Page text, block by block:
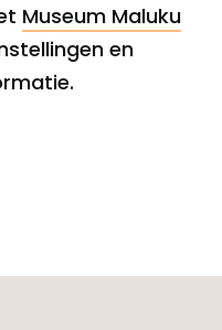
Museum Maluku
en